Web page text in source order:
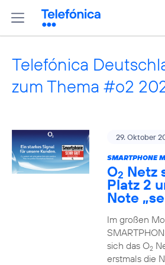
Telefónica
zum Thema #o2
29. Oktober
SMARTPHONE
O2 Netz
Platz 2
Note
Im großen
sich das O2
erstmals die